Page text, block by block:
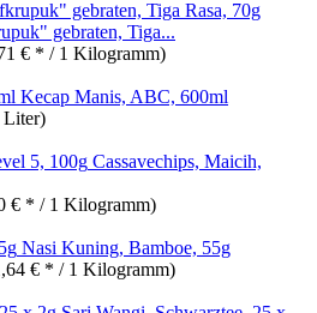
gebraten, Tiga...
€ * / 1 Kilogramm)
Kecap Manis, ABC, 600ml
Liter)
Cassavechips, Maicih,
€ * / 1 Kilogramm)
Nasi Kuning, Bamboe, 55g
€ * / 1 Kilogramm)